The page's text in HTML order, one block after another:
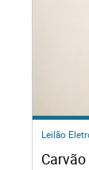
Leilão